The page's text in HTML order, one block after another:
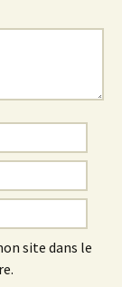
site dans le